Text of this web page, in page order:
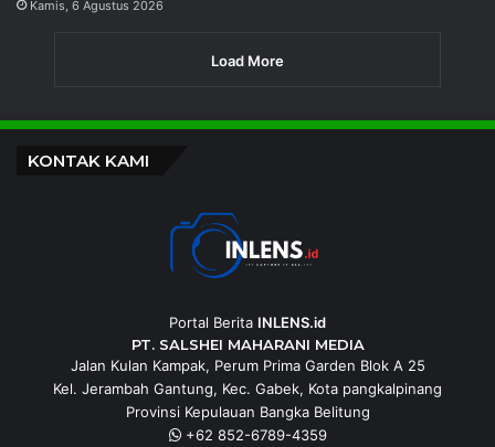
Kamis, 6 Agustus 2026
Load More
KONTAK KAMI
Portal Berita INLENS.id
PT. SALSHEI MAHARANI MEDIA
Jalan Kulan Kampak, Perum Prima Garden Blok A 25
Kel. Jerambah Gantung, Kec. Gabek, Kota pangkalpinang
Provinsi Kepulauan Bangka Belitung
+62 852-6789-4359